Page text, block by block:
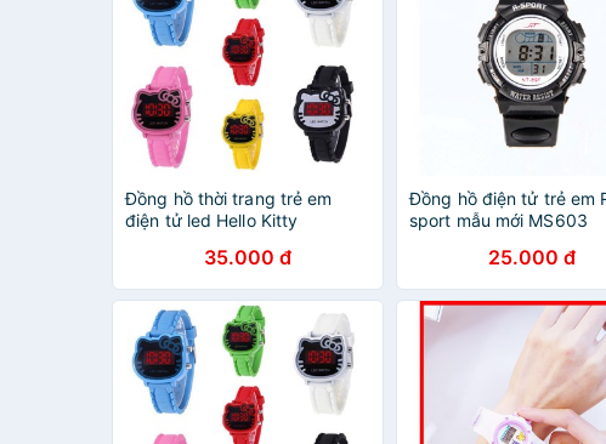
Đồng hồ thời trang trẻ em
điện tử led Hello Kitty
35.000 đ
Đồng hồ điện tử trẻ em
sport mẫu mới MS603
25.000 đ